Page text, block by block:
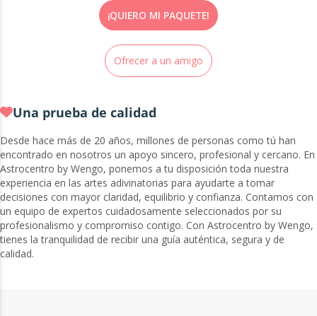
¡QUIERO MI PAQUETE!
Ofrecer a un amigo
Una prueba de calidad
Desde hace más de 20 años, millones de personas como tú han
encontrado en nosotros un apoyo sincero, profesional y cercano. En
Astrocentro by Wengo, ponemos a tu disposición toda nuestra
experiencia en las artes adivinatorias para ayudarte a tomar
decisiones con mayor claridad, equilibrio y confianza. Contamos con
un equipo de expertos cuidadosamente seleccionados por su
profesionalismo y compromiso contigo. Con Astrocentro by Wengo,
tienes la tranquilidad de recibir una guía auténtica, segura y de
calidad.